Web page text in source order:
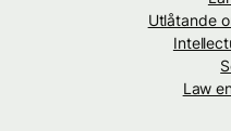
Utlåtande
Law